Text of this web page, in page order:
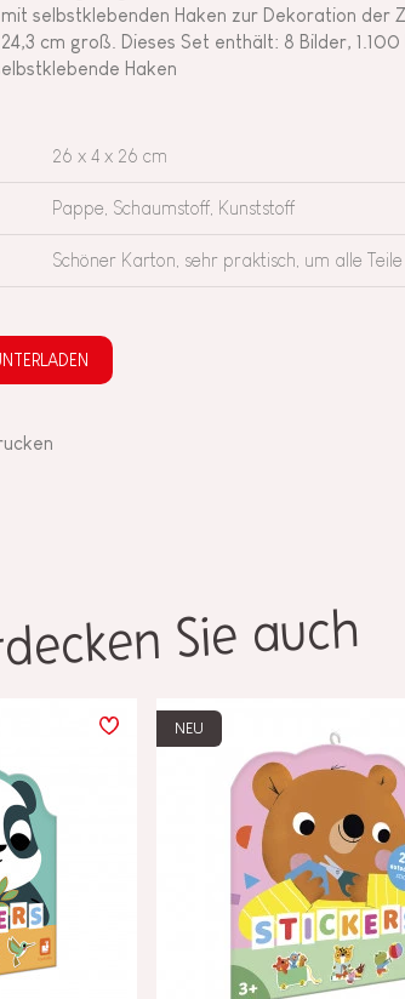
selbstklebenden Haken zur Dekoration der
cm groß. Dieses Set enthält: 8 Bilder,
Haken
26 x 4 x 26 cm
Pappe, Schaumstoff, Kunststoff
Schöner Karton, sehr praktisch, um alle
Sie auch
NEU